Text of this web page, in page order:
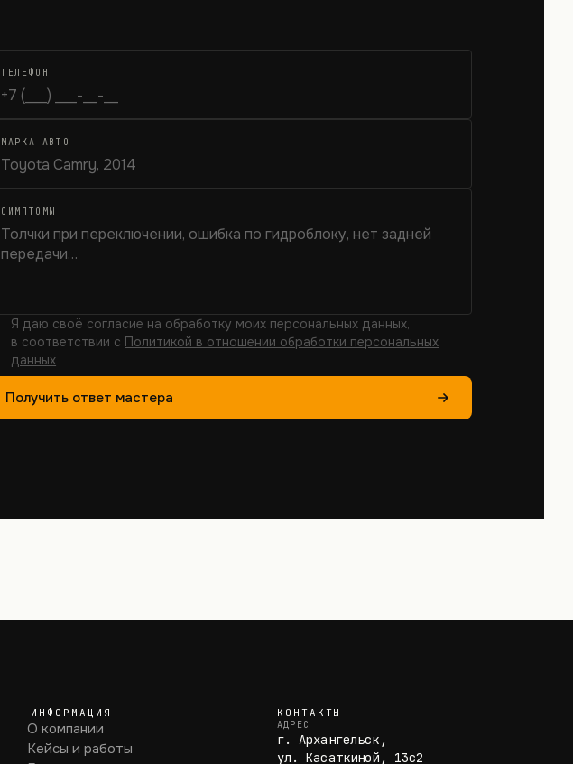
ТЕЛЕФОН
МАРКА АВТО
СИМПТОМЫ
Я даю своё согласие на обработку моих персональных данных,
в соответствии с Политикой в отношении обработки персональных
данных
Получить ответ мастера
ИНФОРМАЦИЯ
О компании
Кейсы и работы
КОНТАКТЫ
АДРЕС
г. Архангельск,
ул. Касаткиной, 13с2